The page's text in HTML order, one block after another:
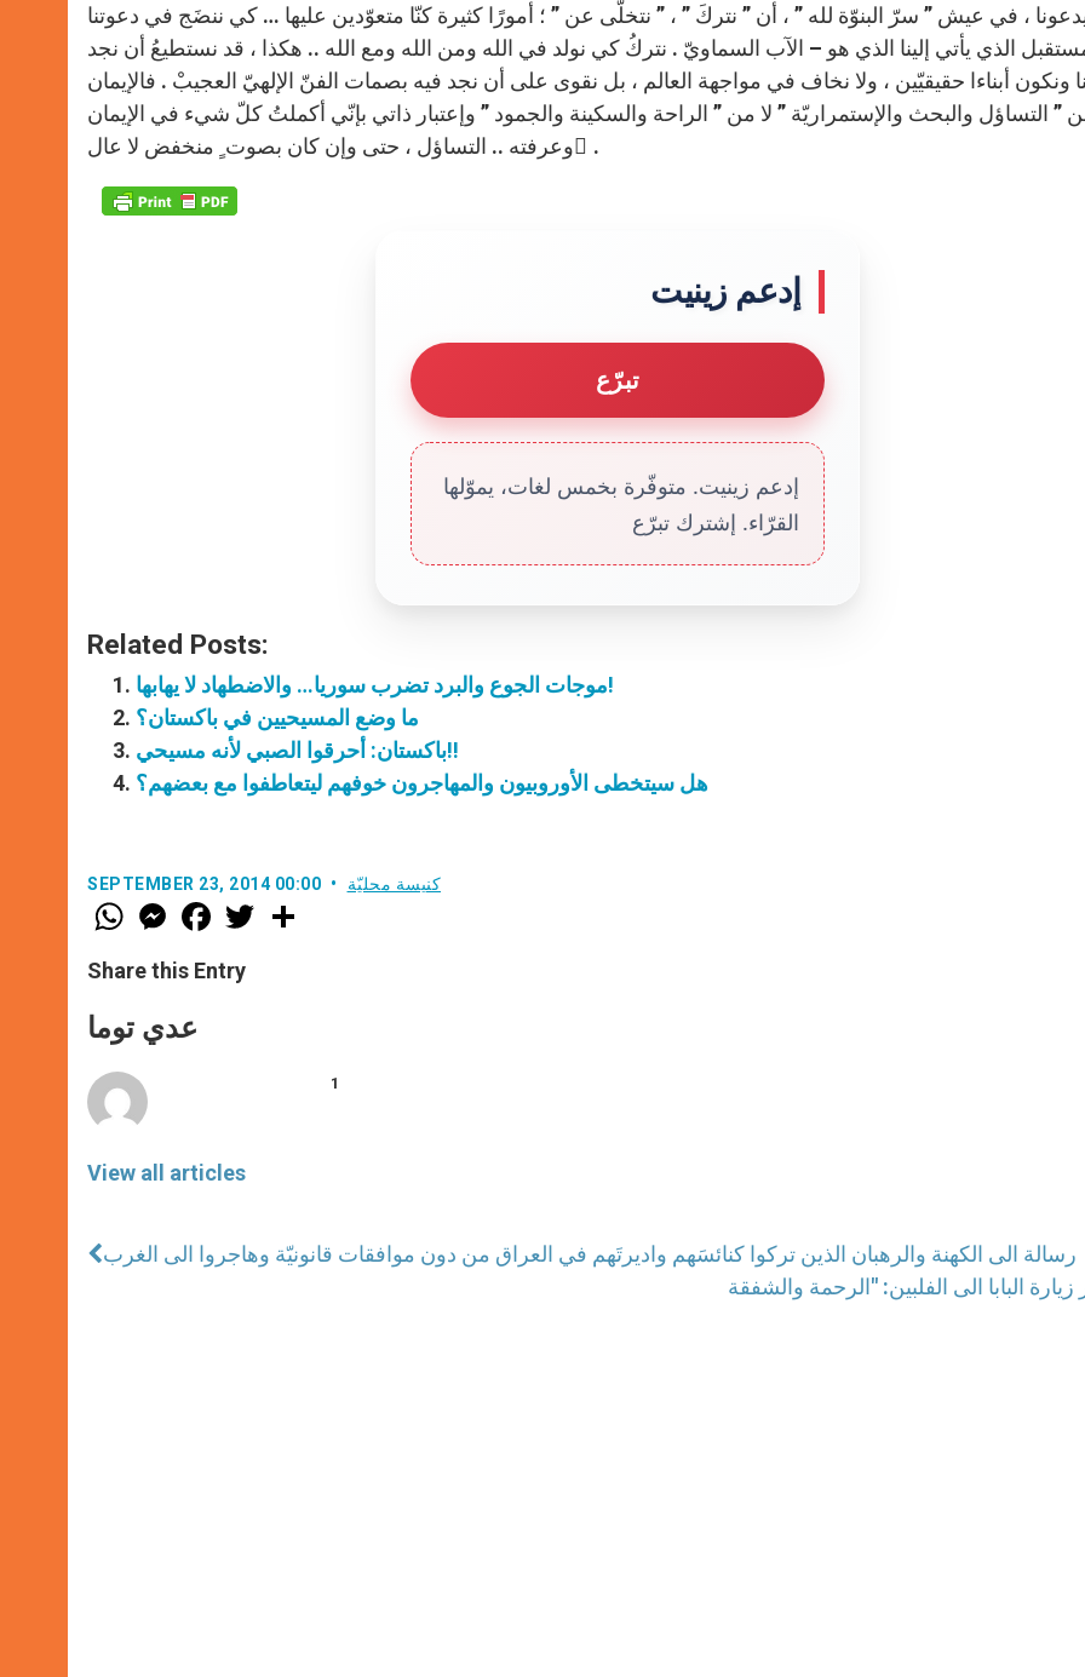
، في عيش ” سرّ البنوّة لله ” ، أن ” نتركَ ” ، ” نتخلّى عن ” ؛ أمورًا كثيرة كنّا متعوّدين عليها … كي ننضَج في دعوتنا
الذي يأتي إلينا الذي هو – الآب السماويّ . نتركُ كي نولد في الله ومن الله ومع الله .. هكذا ، قد نستطيعُ أن نجد
ونكون أبناءا حقيقيّين ، ولا نخاف في مواجهة العالم ، بل نقوى على أن نجد فيه بصمات الفنّ الإلهيّ العجيبْ . فالإيمان
” التساؤل والبحث والإستمراريّة ” لا من ” الراحة والسكينة والجمود ” وإعتبار ذاتي بإنّي أكملتُ كلّ شيء في الإيمان
وعرفته .. التساؤل ، حتى وإن كان بصوت ٍ منخفض لا عال ٍ.
إدعم زينيت
تبرّع
إدعم زينيت. متوفّرة بخمس لغات، يموّلها
القرّاء. إشترك تبرّع
Related Posts:
موجات الجوع والبرد تضرب سوريا… والاضطهاد لا يهابها!
ما وضع المسيحيين في باكستان؟
باكستان: أحرقوا الصبي لأنه مسيحي!!
هل سيتخطى الأوروبيون والمهاجرون خوفهم ليتعاطفوا مع بعضهم؟
SEPTEMBER 23, 2014 00:00 كنيسة محليّة
W
h
t
s
p
p
M
e
s
e
g
e
F
a
e
b
w
Share this Entry
عدي توما
View all articles
1
رسالة الى الكهنة والرهبان الذين تركوا كنائسَهم واديرتَهم في العراق من دون موافقات قانونيّة وهاجروا الى الغرب